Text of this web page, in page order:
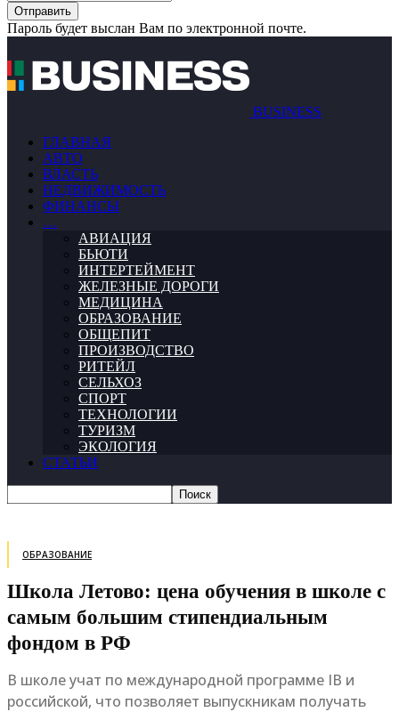
Пароль будет выслан Вам по электронной почте.
BUSINESS
ГЛАВНАЯ
АВТО
ВЛАСТЬ
НЕДВИЖИМОСТЬ
ФИНАНСЫ
…
АВИАЦИЯ
БЬЮТИ
ИНТЕРТЕЙМЕНТ
ЖЕЛЕЗНЫЕ ДОРОГИ
МЕДИЦИНА
ОБРАЗОВАНИЕ
ОБЩЕПИТ
ПРОИЗВОДСТВО
РИТЕЙЛ
СЕЛЬХОЗ
СПОРТ
ТЕХНОЛОГИИ
ТУРИЗМ
ЭКОЛОГИЯ
СТАТЬИ
ОБРАЗОВАНИЕ
Школа Летово: цена обучения в школе с
самым большим стипендиальным
фондом в РФ
В школе учат по международной программе IB и
российской, что позволяет выпускникам получать